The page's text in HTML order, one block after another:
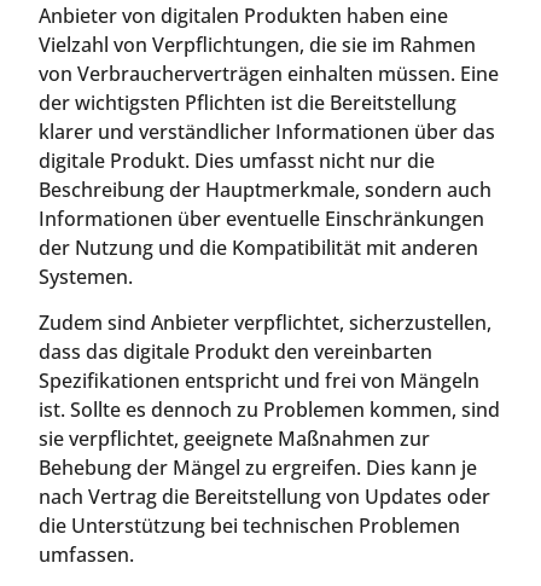
Anbieter von digitalen Produkten haben eine
Vielzahl von Verpflichtungen, die sie im Rahmen
von Verbraucherverträgen einhalten müssen. Eine
der wichtigsten Pflichten ist die Bereitstellung
klarer und verständlicher Informationen über das
digitale Produkt. Dies umfasst nicht nur die
Beschreibung der Hauptmerkmale, sondern auch
Informationen über eventuelle Einschränkungen
der Nutzung und die Kompatibilität mit anderen
Systemen.
Zudem sind Anbieter verpflichtet, sicherzustellen,
dass das digitale Produkt den vereinbarten
Spezifikationen entspricht und frei von Mängeln
ist. Sollte es dennoch zu Problemen kommen, sind
sie verpflichtet, geeignete Maßnahmen zur
Behebung der Mängel zu ergreifen. Dies kann je
nach Vertrag die Bereitstellung von Updates oder
die Unterstützung bei technischen Problemen
umfassen.